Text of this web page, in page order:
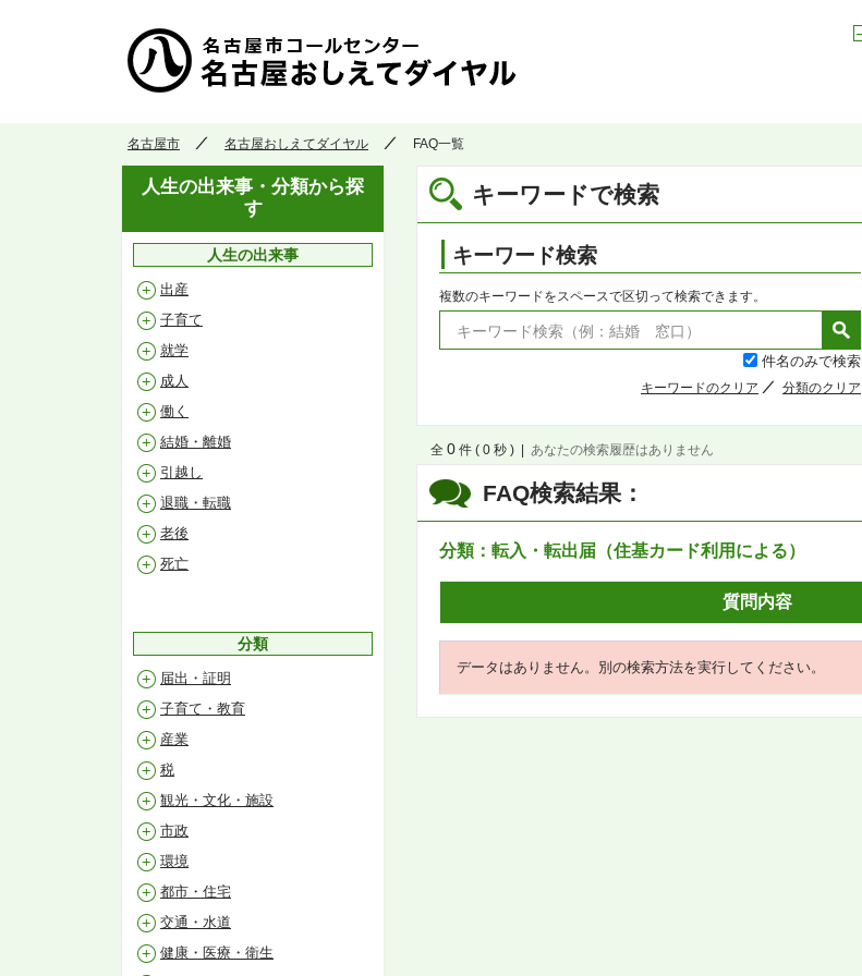
名古屋市 名古屋おしえてダイヤル FAQ一覧
キーワードで検索
キーワード検索
複数のキーワードをスペースで区切って検索できます。
件名のみで検索
キーワードのクリア 分類のクリア
FAQ検索結果：
分類：転入・転出届（住基カード利用による）
全 0 件 ( 0 秒 ) あなたの検索履歴はありません
質問内容
データはありません。別の検索方法を実行してください。
人生の出来事・分類から探
す
人生の出来事
出産
子育て
就学
成人
働く
結婚・離婚
引越し
退職・転職
老後
死亡
分類
届出・証明
子育て・教育
産業
税
観光・文化・施設
市政
環境
都市・住宅
交通・水道
健康・医療・衛生